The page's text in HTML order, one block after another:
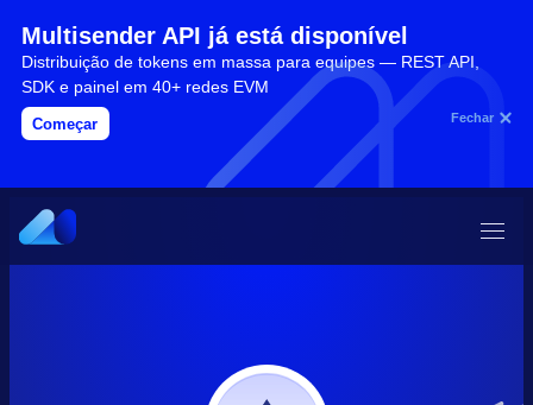
Multisender API já está disponível
Distribuição de tokens em massa para equipes — REST API,
SDK e painel em 40+ redes EVM
Começar Fechar